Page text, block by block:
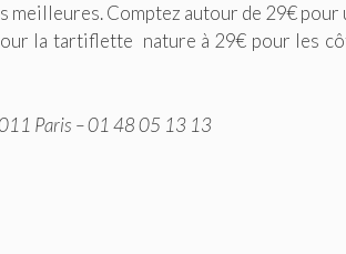
meilleures. Comptez autour de 29€
la tartiflette nature à 29€ pour les
Paris – 01 48 05 13 13